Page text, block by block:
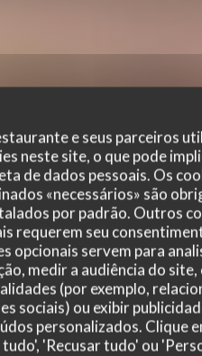
e seus parceiros
neste site, o que pode
de dados pessoais. Os
«necessários» são
por padrão. Outros
requerem seu
opcionais servem para
medir a audiência do
(por exemplo,
sociais) ou exibir
personalizados. Clique
'Recusar tudo' ou
: 5/5 quality_price: 5/5